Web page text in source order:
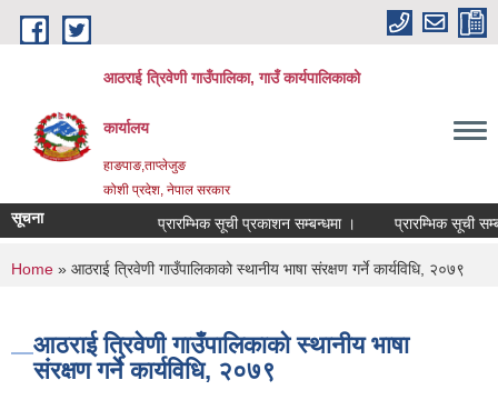
Skip to main content
आठराई त्रिवेणी गाउँपालिका, गाउँ कार्यपालिकाको
कार्यालय
हाङपाङ,ताप्लेजुङ
कोशी प्रदेश, नेपाल सरकार
सूचना प्रारम्भिक सूची प्रकाशन सम्बन्धमा । प्रारम्भिक सूची
You are here
Home » आठराई त्रिवेणी गाउँपालिकाको स्थानीय भाषा संरक्षण गर्ने कार्यविधि, २०७९
आठराई त्रिवेणी गाउँपालिकाको स्थानीय भाषा
संरक्षण गर्ने कार्यविधि, २०७९